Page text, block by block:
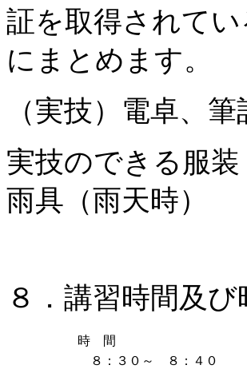
証を取得されて
にまとめます。
（実技）電卓、
実技のできる服
雨具（雨天時）
８．講習時間及び
時 間
８：３０～ ８：４０